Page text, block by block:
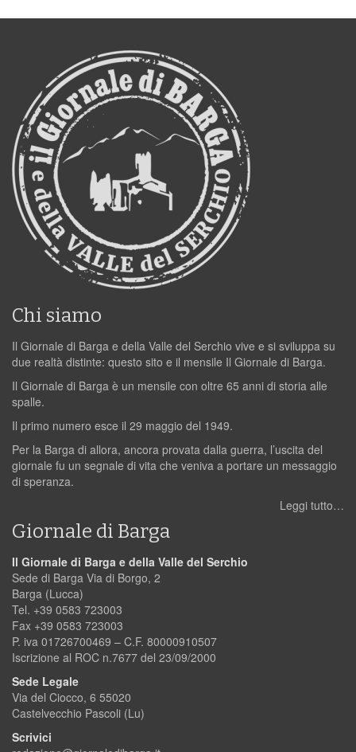
Chi siamo
Il Giornale di Barga e della Valle del Serchio vive e si sviluppa su
due realtà distinte: questo sito e il mensile Il Giornale di Barga.
Il Giornale di Barga è un mensile con oltre 65 anni di storia alle
spalle.
Il primo numero esce il 29 maggio del 1949.
Per la Barga di allora, ancora provata dalla guerra, l’uscita del
giornale fu un segnale di vita che veniva a portare un messaggio
di speranza.
Leggi tutto…
Giornale di Barga
Il Giornale di Barga e della Valle del Serchio
Sede di Barga Via di Borgo, 2
Barga (Lucca)
Tel. +39 0583 723003
Fax +39 0583 723003
P. iva 01726700469 – C.F. 80000910507
Iscrizione al ROC n.7677 del 23/09/2000
Sede Legale
Via del Ciocco, 6 55020
Castelvecchio Pascoli (Lu)
Scrivici